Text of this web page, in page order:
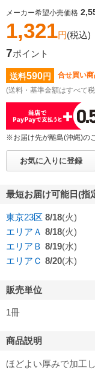
メーカー希望小売価格
1,321円(税込)
7ポイント
送料590円 合せ買い
(送料・基準金額はすべて
※お届け先が離島(沖縄)の
お気に入りに登録
最短お届け可能日(指
東京23区 8/18(火)
エリアＡ 8/18(火)
エリアＢ 8/19(水)
エリアＣ 8/20(木)
販売単位
1冊
商品説明
ほどよい厚みで加工